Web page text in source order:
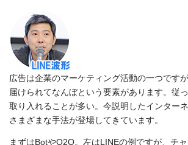
広告は企業のマーケティング活動の一つです
届けられてなんぼという要素があります。従
取り入れることが多い。今説明したインター
さまざまな手法が登場してきています。
まずはBotやO2O。左はLINEの例ですが、チ